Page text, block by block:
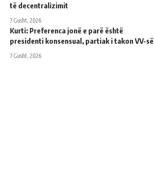
të decentralizimit
7 Gusht, 2026
Kurti: Preferenca jonë e parë është
presidenti konsensual, partiak i takon VV-së
7 Gusht, 2026